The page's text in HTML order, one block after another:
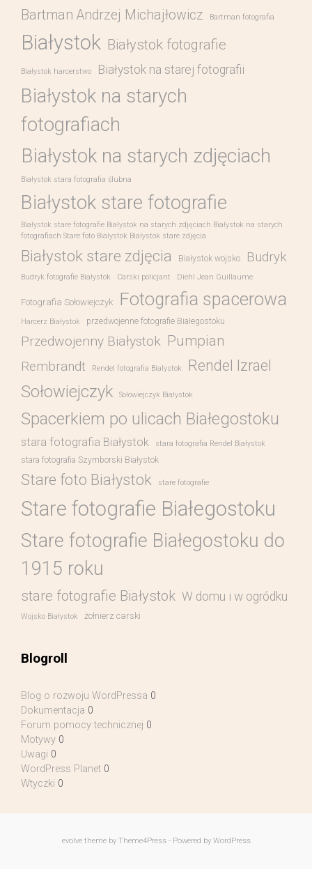
Bartman Andrzej Michajłowicz Bartman fotografia
Białystok Białystok fotografie
Białystok harcerstwo Białystok na starej fotografii
Białystok na starych
fotografiach
Białystok na starych zdjęciach
Białystok stara fotografia ślubna
Białystok stare fotografie
Białystok stare fotografie Białystok na starych zdjęciach Białystok na starych
fotografiach Stare foto Białystok Białystok stare zdjęcia
Białystok stare zdjęcia Białystok wojsko Budryk
Budryk fotografie Białystok Carski policjant Diehl Jean Guillaume
Fotografia Sołowiejczyk Fotografia spacerowa
Harcerz Białystok przedwojenne fotografie Białegostoku
Przedwojenny Białystok Pumpian
Rembrandt Rendel fotografia Bialystok Rendel Izrael
Sołowiejczyk Sołowiejczyk Białystok
Spacerkiem po ulicach Białegostoku
stara fotografia Białystok stara fotografia Rendel Białystok
stara fotografia Szymborski Białystok
Stare foto Białystok stare fotografie
Stare fotografie Białegostoku
Stare fotografie Białegostoku do
1915 roku
stare fotografie Białystok W domu i w ogródku
Wojsko Białystok żołnierz carski
Blogroll
Blog o rozwoju WordPressa 0
Dokumentacja 0
Forum pomocy technicznej 0
Motywy 0
Uwagi 0
WordPress Planet 0
Wtyczki 0
evolvetheme by Theme4Press - Powered by WordPress